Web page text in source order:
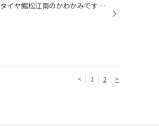
いつも当店のWEBをご覧頂きありがとうございます！ タイヤ館松江南のかわかみです！ 今回はデイズ（B44W）のバルブ交換をご紹介！ 「バックランプとウインカーを明るくしたい。」と ご相談を頂き、かわかみお勧めのスフィアライト製品を ご紹介したところ「それでいきます！」と交換になりました。 ...
< 1 2 >